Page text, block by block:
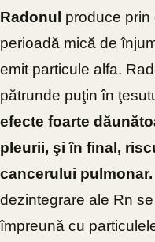
Radonul produce prin
perioadă mică de
emit particule alfa.
pătrunde puţin în
efecte foarte
pleurii, şi în final,
cancerului pulmonar.
dezintegrare ale Rn
împreună cu